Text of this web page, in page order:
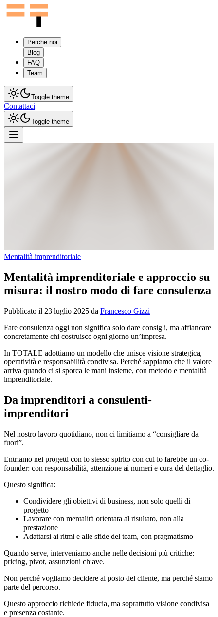
Perché noi
Blog
FAQ
Team
Toggle theme
Contattaci
Toggle theme
Mentalità imprenditoriale
Mentalità imprenditoriale e approccio su
misura: il nostro modo di fare consulenza
Pubblicato il 23 luglio 2025 da Francesco Gizzi
Fare consulenza oggi non significa solo dare consigli, ma affiancare
concretamente chi costruisce ogni giorno un’impresa.
In TOTALE adottiamo un modello che unisce visione strategica,
operatività e responsabilità condivisa. Perché sappiamo che il valore
arriva quando ci si sporca le mani insieme, con metodo e mentalità
imprenditoriale.
Da imprenditori a consulenti-
imprenditori
Nel nostro lavoro quotidiano, non ci limitiamo a “consigliare da
fuori”.
Entriamo nei progetti con lo stesso spirito con cui lo farebbe un co-
founder: con responsabilità, attenzione ai numeri e cura del dettaglio.
Questo significa:
Condividere gli obiettivi di business, non solo quelli di
progetto
Lavorare con mentalità orientata al risultato, non alla
prestazione
Adattarsi ai ritmi e alle sfide del team, con pragmatismo
Quando serve, interveniamo anche nelle decisioni più critiche:
pricing, pivot, assunzioni chiave.
Non perché vogliamo decidere al posto del cliente, ma perché siamo
parte del percorso.
Questo approccio richiede fiducia, ma soprattutto visione condivisa
e presenza costante.